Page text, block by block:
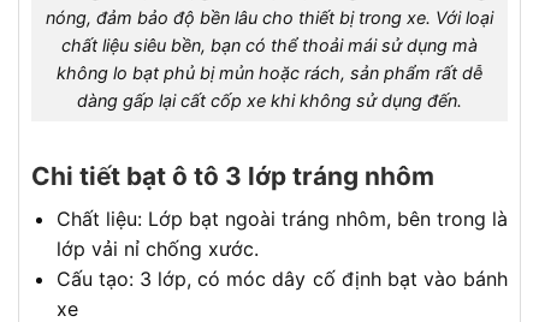
nóng, đảm bảo độ bền lâu cho thiết bị trong xe. Với loại
chất liệu siêu bền, bạn có thể thoải mái sử dụng mà
không lo bạt phủ bị mủn hoặc rách, sản phẩm rất dễ
dàng gấp lại cất cốp xe khi không sử dụng đến.
Chi tiết bạt ô tô 3 lớp tráng nhôm
Chất liệu: Lớp bạt ngoài tráng nhôm, bên trong là
lớp vải nỉ chống xước.
Cấu tạo: 3 lớp, có móc dây cố định bạt vào bánh
xe